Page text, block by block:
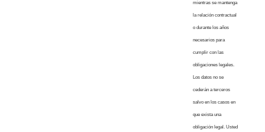
mientras se mantenga
la relación contractual
o durante los años
necesarios para
cumplir con las
obligaciones legales.
Los datos no se
cederán a terceros
salvo en los casos en
que exista una
obligación legal. Usted